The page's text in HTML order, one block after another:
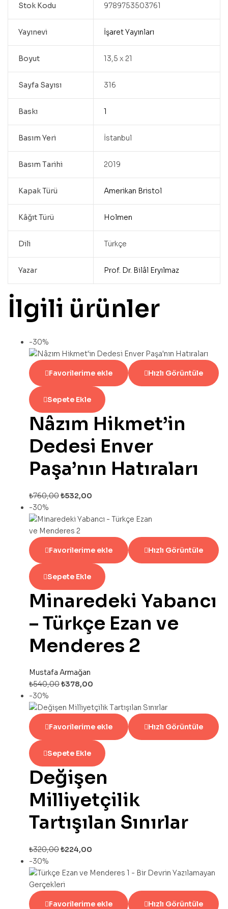
Stok Kodu 9789753503761
Yayınevi İşaret Yayınları
Boyut 13,5 x 21
Sayfa Sayısı 316
Baskı 1
Basım Yeri İstanbul
Basım Tarihi 2019
Kapak Türü Amerikan Bristol
Kâğıt Türü Holmen
Dili Türkçe
Yazar Prof. Dr. Bilâl Eryılmaz
İlgili ürünler
-30%
Favorilerime ekle Hızlı Görüntüle
Sepete Ekle
Nâzım Hikmet’in
Dedesi Enver
Paşa’nın Hatıraları
₺760,00₺532,00
-30%
Favorilerime ekle Hızlı Görüntüle
Sepete Ekle
Minaredeki Yabancı
– Türkçe Ezan ve
Menderes 2
Mustafa Armağan
₺540,00₺378,00
-30%
Favorilerime ekle Hızlı Görüntüle
Sepete Ekle
Değişen
Milliyetçilik
Tartışılan Sınırlar
₺320,00₺224,00
-30%
Favorilerime ekle Hızlı Görüntüle